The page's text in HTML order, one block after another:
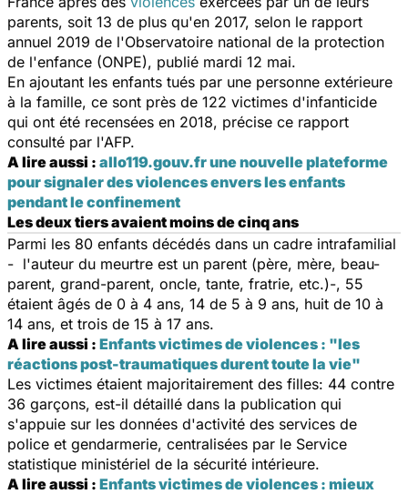
parents, soit 13 de plus qu'en 2017, selon le rapport
annuel 2019 de l'Observatoire national de la protection
de l'enfance (ONPE), publié mardi 12 mai.
En ajoutant les enfants tués par une personne extérieure
à la famille, ce sont près de 122 victimes d'infanticide
qui ont été recensées en 2018, précise ce rapport
consulté par l'AFP.
A lire aussi : allo119.gouv.fr une nouvelle plateforme
pour signaler des violences envers les enfants
pendant le confinement
Les deux tiers avaient moins de cinq ans
Parmi les 80 enfants décédés dans un cadre intrafamilial
- l'auteur du meurtre est un parent (père, mère, beau-
parent, grand-parent, oncle, tante, fratrie, etc.)-, 55
étaient âgés de 0 à 4 ans, 14 de 5 à 9 ans, huit de 10 à
14 ans, et trois de 15 à 17 ans.
A lire aussi : Enfants victimes de violences : "les
réactions post-traumatiques durent toute la vie"
Les victimes étaient majoritairement des filles: 44 contre
36 garçons, est-il détaillé dans la publication qui
s'appuie sur les données d'activité des services de
police et gendarmerie, centralisées par le Service
statistique ministériel de la sécurité intérieure.
A lire aussi : Enfants victimes de violences : mieux